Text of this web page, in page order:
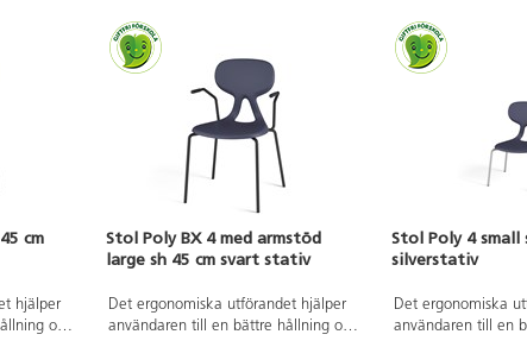
cm
hjälper
och
Stol Poly BX 4 med armstöd
large sh 45 cm svart stativ
Det ergonomiska utförandet hjälper
användaren till en bättre hållning och
Stol Poly 4 small
silverstativ
Det ergonomiska
användaren till en